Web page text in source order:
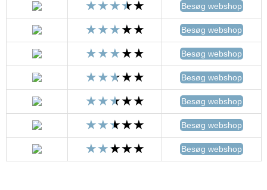
Besøg webshop
Besøg webshop
Besøg webshop
Besøg webshop
Besøg webshop
Besøg webshop
Besøg webshop